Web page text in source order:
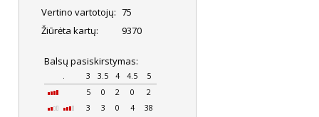
Vertino vartotojų: 75
Žiūrėta kartų:
9370
Balsų pasiskirstymas:
. 3 3.5 4 4.5
5
5
0 2 0
2
3
3 0 4
38